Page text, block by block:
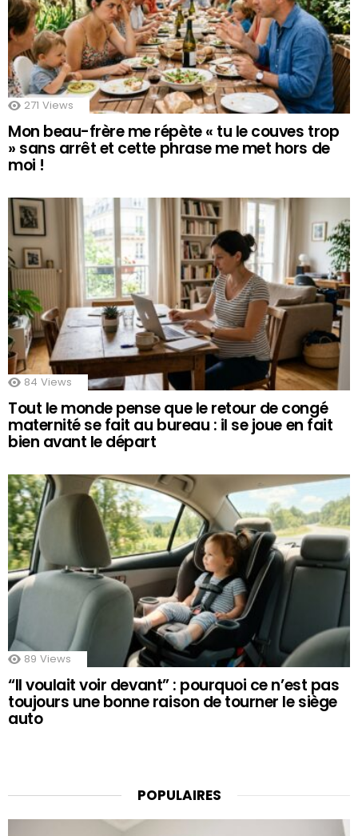
271 Views
Mon beau-frère me répète « tu le couves trop
» sans arrêt et cette phrase me met hors de
moi !
84 Views
Tout le monde pense que le retour de congé
maternité se fait au bureau : il se joue en fait
bien avant le départ
89 Views
“Il voulait voir devant” : pourquoi ce n’est pas
toujours une bonne raison de tourner le siège
auto
POPULAIRES